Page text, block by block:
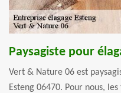
Paysagiste pour
Vert & Nature 06 est
Esteng 06470. Pour nous,